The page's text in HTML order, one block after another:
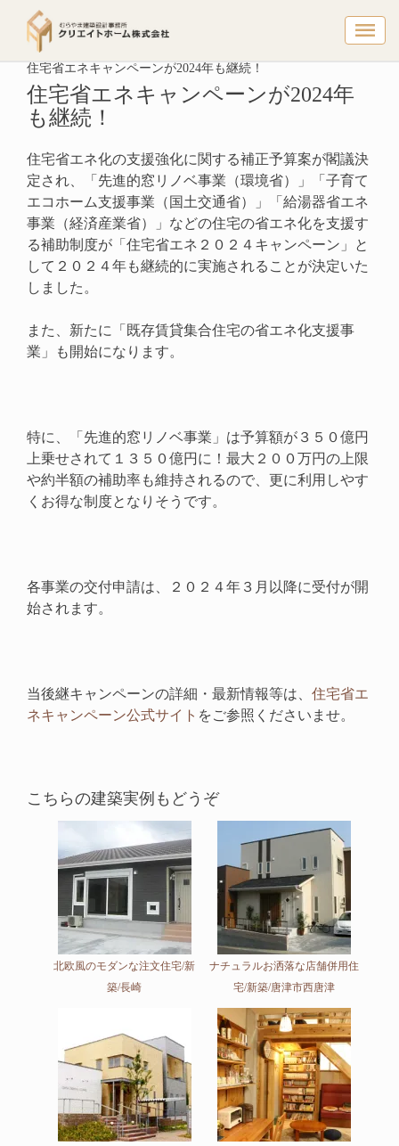
住宅省エ
トップページ
住宅省エネキャンペーンが2024年も継続！
住宅省エネキャンペーンが2024年
も継続！
住宅省エネ化の支援強化に関する補正予算案が閣議決
定され、「先進的窓リノベ事業（環境省）」「子育て
エコホーム支援事業（国土交通省）」「給湯器省エネ
事業（経済産業省）」などの住宅の省エネ化を支援す
る補助制度が「住宅省エネ２０２４キャンペーン」と
して２０２４年も継続的に実施されることが決定いた
しました。
また、新たに「既存賃貸集合住宅の省エネ化支援事
業」も開始になります。
特に、「先進的窓リノベ事業」は予算額が３５０億円
上乗せされて１３５０億円に！最大２００万円の上限
や約半額の補助率も維持されるので、更に利用しやす
くお得な制度となりそうです。
各事業の交付申請は、２０２４年３月以降に受付が開
始されます。
当後継キャンペーンの詳細・最新情報等は、 住宅省エ
ネキャンペーン公式サイト をご参照くださいませ。
こちらの建築実例もどうぞ
北欧風のモダンな注文住宅/新
築/長崎
ナチュラルお洒落な店舗併用住
宅/新築/唐津市西唐津